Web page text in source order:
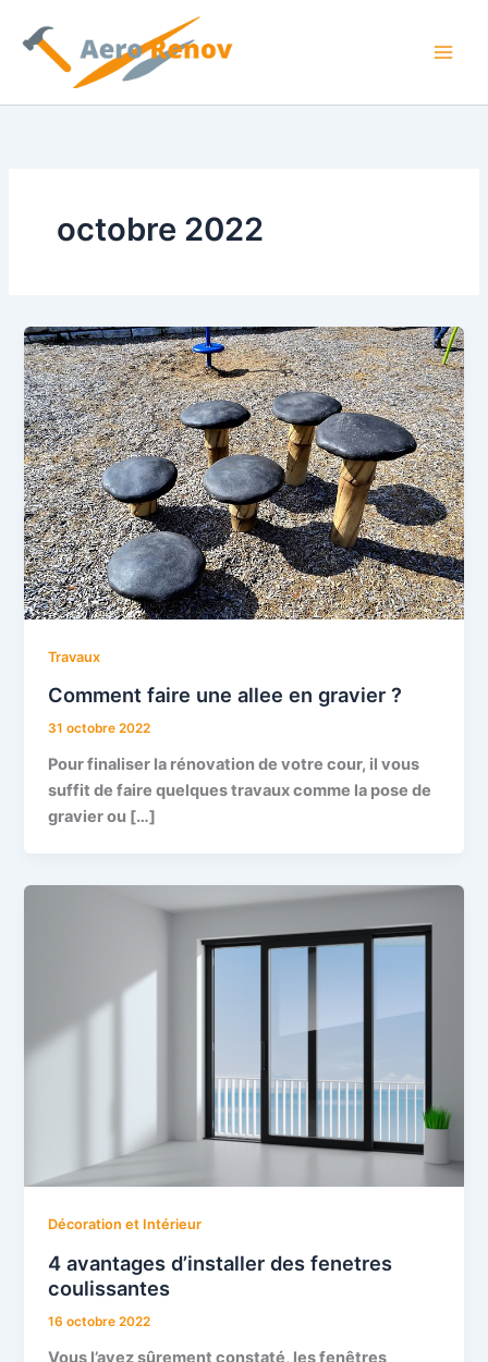
contenu
octobre 2022
Travaux
Comment faire une allee en gravier ?
31 octobre 2022
Pour finaliser la rénovation de votre cour, il vous
suffit de faire quelques travaux comme la pose de
gravier ou […]
Décoration et Intérieur
4 avantages d’installer des fenetres
coulissantes
16 octobre 2022
Vous l’avez sûrement constaté, les fenêtres